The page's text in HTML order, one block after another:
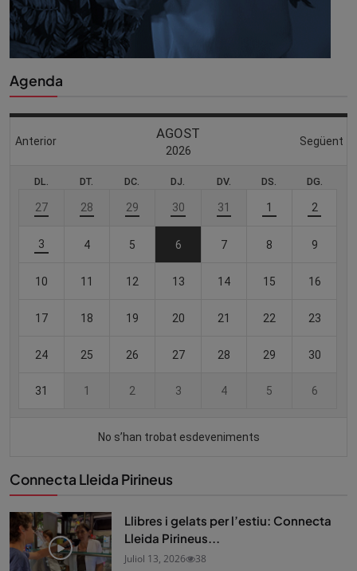
Agenda
Connecta Lleida Pirineus
Llibres i gelats per l’estiu: Connecta
Lleida Pirineus...
Juliol 13, 2026 38